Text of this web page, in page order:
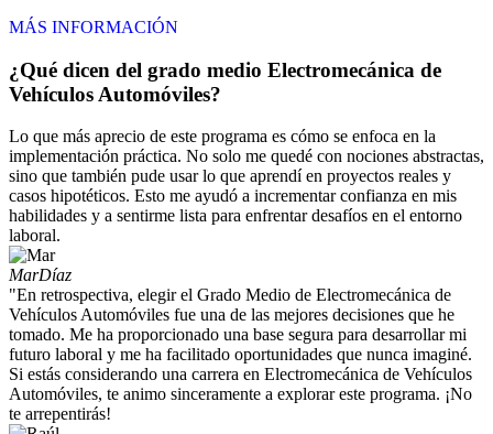
MÁS INFORMACIÓN
¿Qué dicen del grado medio Electromecánica de
Vehículos Automóviles?
Lo que más aprecio de este programa es cómo se enfoca en la
implementación práctica. No solo me quedé con nociones abstractas,
sino que también pude usar lo que aprendí en proyectos reales y
casos hipotéticos. Esto me ayudó a incrementar confianza en mis
habilidades y a sentirme lista para enfrentar desafíos en el entorno
laboral.
MarDíaz
"En retrospectiva, elegir el Grado Medio de Electromecánica de
Vehículos Automóviles fue una de las mejores decisiones que he
tomado. Me ha proporcionado una base segura para desarrollar mi
futuro laboral y me ha facilitado oportunidades que nunca imaginé.
Si estás considerando una carrera en Electromecánica de Vehículos
Automóviles, te animo sinceramente a explorar este programa. ¡No
te arrepentirás!